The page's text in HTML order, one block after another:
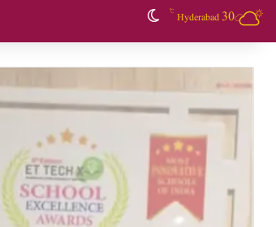
Hyderabad30
℃